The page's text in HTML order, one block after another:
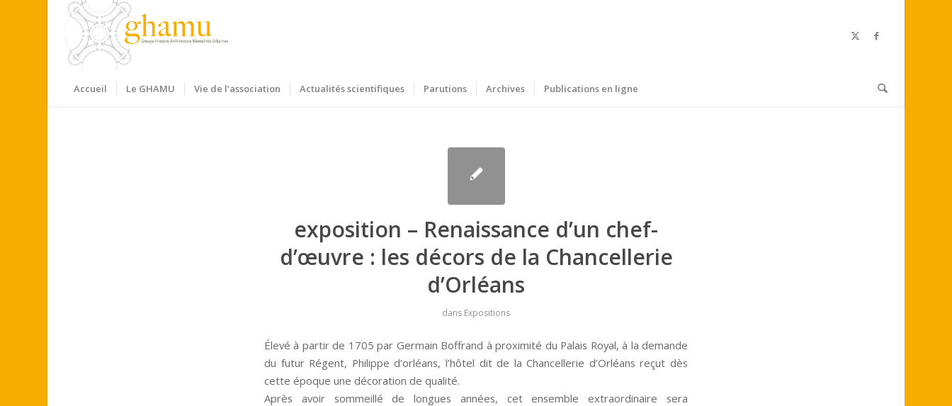
Accueil Le GHAMU Vie de l’association Actualités scientifiques Parutions Archives Publications en ligne
exposition – Renaissance d’un chef-
d’œuvre : les décors de la Chancellerie
d’Orléans
dans Expositions
Élevé à partir de 1705 par Germain Boffrand à proximité du Palais Royal, à la demande
du futur Régent, Philippe d’orléans, l’hôtel dit de la Chancellerie d’Orléans reçut dès
cette époque une décoration de qualité.
Après avoir sommeillé de longues années, cet ensemble extraordinaire sera